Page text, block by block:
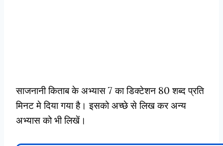
साजनानी किताब के अभ्यास 7 का डिक्टेशन 80 शब्द प्रति
मिनट मे दिया गया है। इसको अच्छे से लिख कर अन्य
अभ्यास को भी लिखें।